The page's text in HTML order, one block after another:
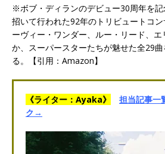
※ボブ・ディランのデビュー30周年を
招いて行われた92年のトリビュートコ
ーヴィー・ワンダー、ルー・リード、
か、スーパースターたちが魅せた全29
る。【引用：Amazon】
《ライター：Ayaka》
担当記事一
ク→